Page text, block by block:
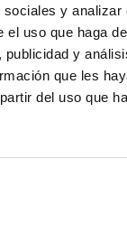
y analizar
uso que haga
y
que les
del uso que